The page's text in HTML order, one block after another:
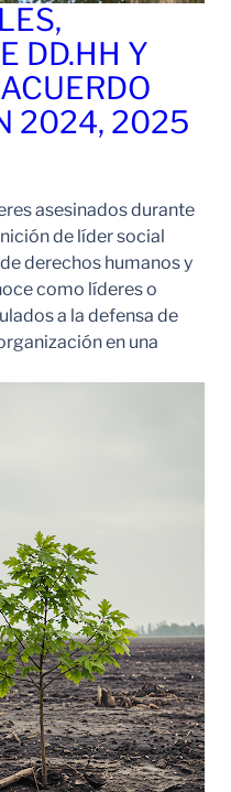
DD.HH Y
2024, 2025
asesinados durante
de líder social
derechos humanos y
como líderes o
a la defensa de
en una